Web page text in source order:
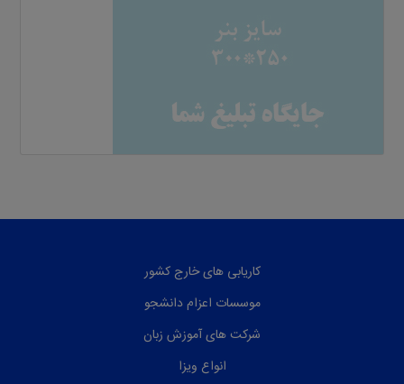
کاریابی های خارج کشور
موسسات اعزام دانشجو
شرکت های آموزش زبان
انواع ویزا